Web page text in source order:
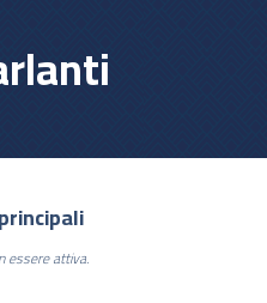
essere attiva.